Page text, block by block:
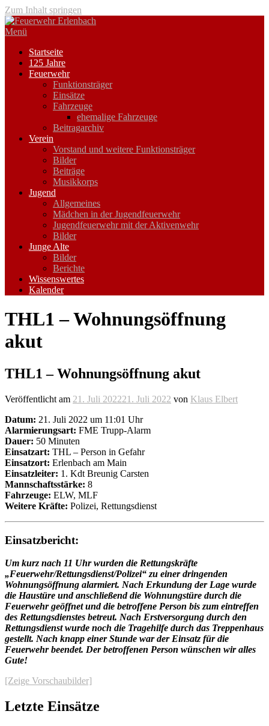
Zum Inhalt springen
Menü
Startseite
125 Jahre
Feuerwehr
Funktionsträger
Einsätze
Fahrzeuge
ehemalige Fahrzeuge
Beitragarchiv
Verein
Vorstand und weitere Funktionsträger
Bilder
Beiträge
Musikkorps
Jugend
Allgemeines
Mädchen in der Jugendfeuerwehr
Jugendfeuerwehr mit der Aktivenwehr
Bilder
Junge Alte
Bilder
Berichte
Wissenswertes
Kalender
THL1 – Wohnungsöffnung
akut
THL1 – Wohnungsöffnung akut
Veröffentlicht am 21. Juli 202221. Juli 2022 von Klaus Elbert
Datum: 21. Juli 2022 um 11:01 Uhr
Alarmierungsart: FME Trupp-Alarm
Dauer: 50 Minuten
Einsatzart: THL – Person in Gefahr
Einsatzort: Erlenbach am Main
Einsatzleiter: 1. Kdt Breunig Carsten
Mannschaftsstärke: 8
Fahrzeuge: ELW, MLF
Weitere Kräfte: Polizei, Rettungsdienst
Einsatzbericht:
Um kurz nach 11 Uhr wurden die Rettungskräfte
„Feuerwehr/Rettungsdienst/Polizei“ zu einer dringenden
Wohnungsöffnung alarmiert. Nach Erkundung der Lage wurde
die Haustüre und anschließend die Wohnungstüre durch die
Feuerwehr geöffnet und die betroffene Person bis zum eintreffen
des Rettungsdienstes betreut. Nach Erstversorgung durch den
Rettungsdienst wurde noch die Tragehilfe durch das Treppenhaus
gestellt. Nach knapp einer Stunde war der Einsatz für die
Feuerwehr beendet. Der betroffenen Person wünschen wir alles
Gute!
[Zeige Vorschaubilder]
Letzte Einsätze